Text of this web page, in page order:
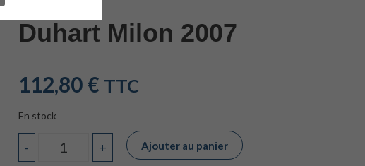
Duhart Milon 2007
112,80€ TTC
En stock
- Quantité+ Ajouter au panier